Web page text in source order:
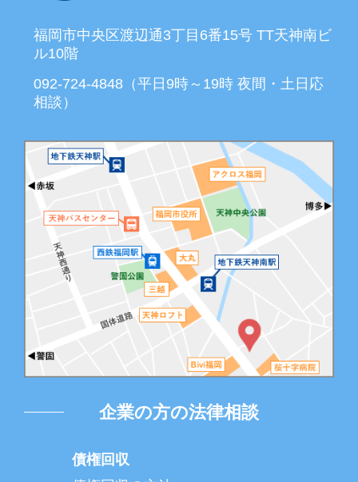
福岡市中央区渡辺通3丁目6番15号 TT天神南ビ
ル10階
092-724-4848（平日9時～19時 夜間・土日応
相談）
企業の方の法律相談
債権回収